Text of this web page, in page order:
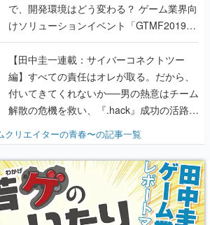
で、開発環境はどう変わる？ ゲーム業界向
けソリューションイベント「GTMF2019」
に行って、より理解を深めよう【PR】
【田中圭一連載：サイバーコネクトツー
編】すべての責任はオレが取る。だから、
付いてきてくれないか──男の熱意はチーム
解散の危機を救い、『.hack』成功の活路を
開く。業界の快男児・松山 洋に流れる血は
『少年ジャンプ』色だった【若ゲのいた
り】
クリエイターの青春〜の記事一覧